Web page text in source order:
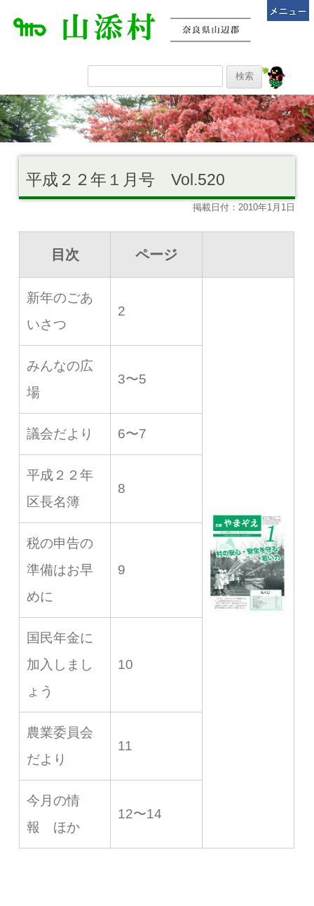
平成２２年１月号 Vol.520
掲載日付：2010年1月1日
目次 ページ
新年のごあ
いさつ
2
みんなの広
場
3〜5
議会だより 6〜7
平成２２年
区長名簿
8
税の申告の
準備はお早
めに
9
国民年金に
加入しまし
ょう
10
農業委員会
だより
11
今月の情
報 ほか
12〜14